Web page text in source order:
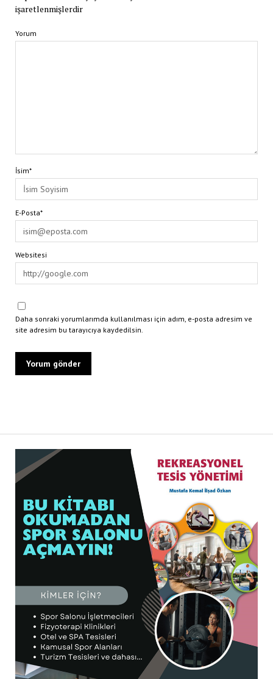
işaretlenmişlerdir
Yorum
İsim*
E-Posta*
Websitesi
Daha sonraki yorumlarımda kullanılması için adım, e-posta adresim ve
site adresim bu tarayıcıya kaydedilsin.